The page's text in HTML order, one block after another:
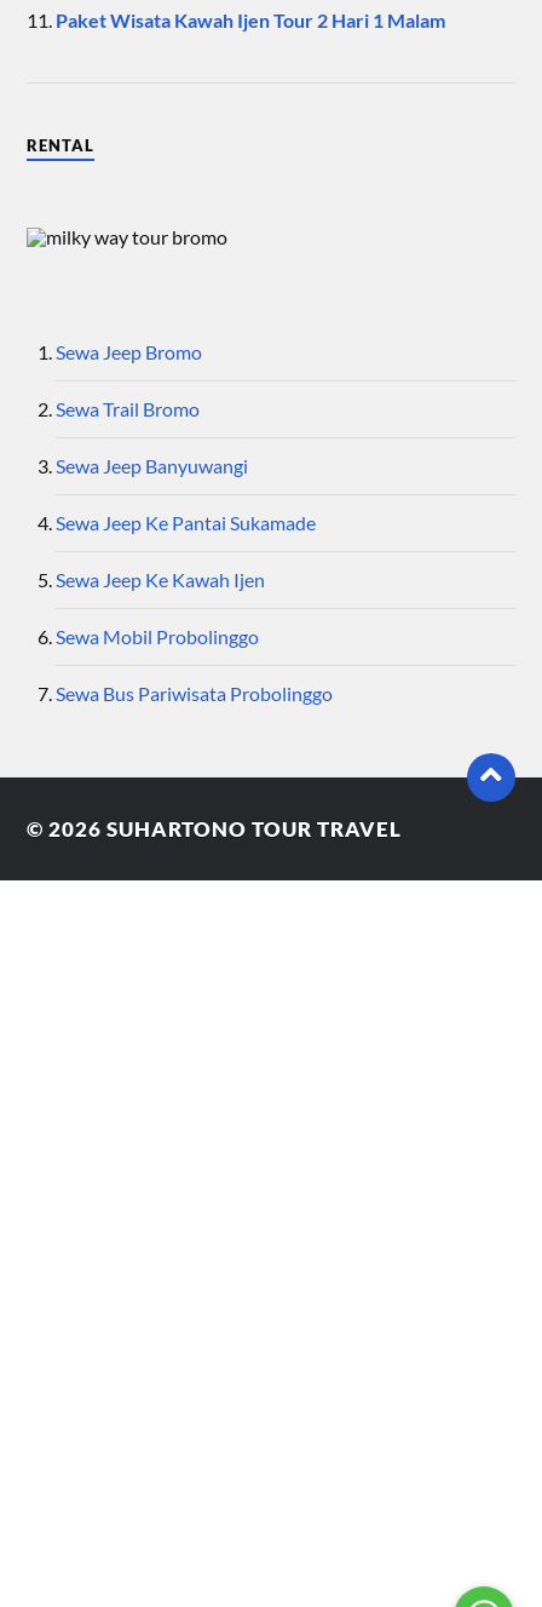
Paket Wisata Kawah Ijen Tour 2 Hari 1 Malam
RENTAL
Sewa Jeep Bromo
Sewa Trail Bromo
Sewa Jeep Banyuwangi
Sewa Jeep Ke Pantai Sukamade
Sewa Jeep Ke Kawah Ijen
Sewa Mobil Probolinggo
Sewa Bus Pariwisata Probolinggo
© 2026SUHARTONO TOUR TRAVEL